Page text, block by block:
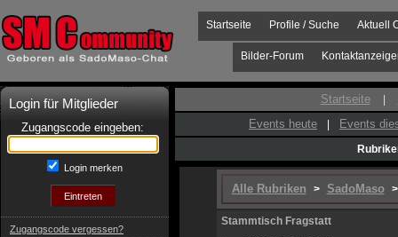
Aktuell
Profile / Suche
Startseite
Bilder-Forum
Login für Mitglieder
Zugangscode eingeben:
Login merken
Zugangscode vergessen?
Startseite
Events heute
Events
Alle Rubriken > SadoMaso
Stammtisch Fragstatt